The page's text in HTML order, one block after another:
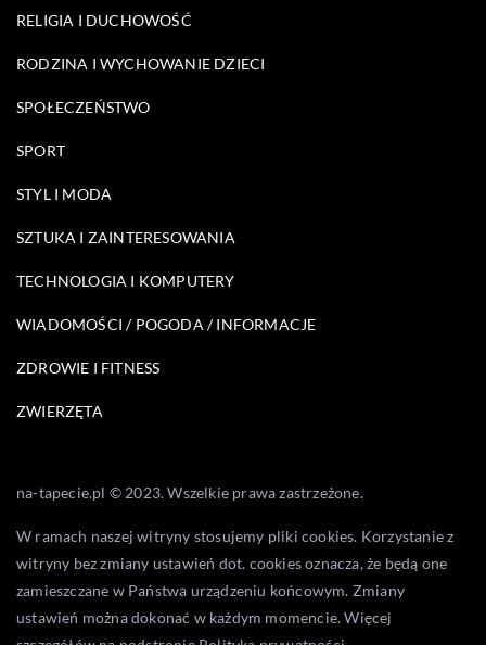
RELIGIA I DUCHOWOŚĆ
RODZINA I WYCHOWANIE DZIECI
SPOŁECZEŃSTWO
SPORT
STYL I MODA
SZTUKA I ZAINTERESOWANIA
TECHNOLOGIA I KOMPUTERY
WIADOMOŚCI / POGODA / INFORMACJE
ZDROWIE I FITNESS
ZWIERZĘTA
na-tapecie.pl © 2023. Wszelkie prawa zastrzeżone.
W ramach naszej witryny stosujemy pliki cookies. Korzystanie z
witryny bez zmiany ustawień dot. cookies oznacza, że będą one
zamieszczane w Państwa urządzeniu końcowym. Zmiany
ustawień można dokonać w każdym momencie. Więcej